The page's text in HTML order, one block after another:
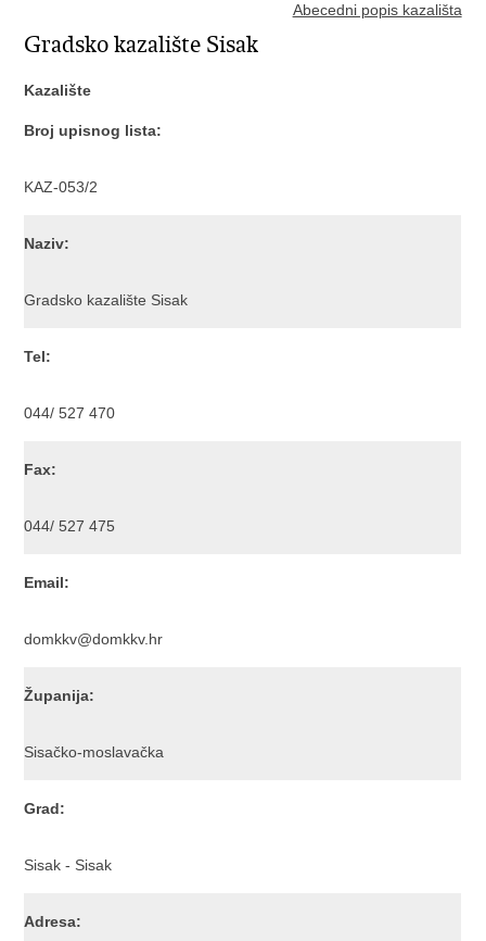
Abecedni popis kazališta
Gradsko kazalište Sisak
Kazalište
Broj upisnog lista:
KAZ-053/2
Naziv:
Gradsko kazalište Sisak
Tel:
044/ 527 470
Fax:
044/ 527 475
Email:
domkkv@domkkv.hr
Županija:
Sisačko-moslavačka
Grad:
Sisak - Sisak
Adresa: